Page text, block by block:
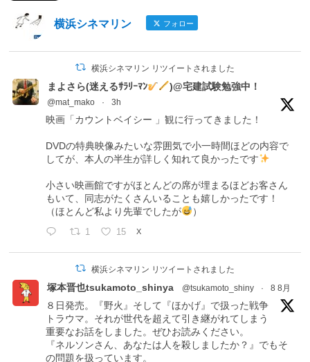
横浜シネマリン フォロー
横浜シネマリン リツイートされました
まよさら(迷えるｻﾗﾘｰﾏﾝ )@宅建試験勉強中！
@mat_mako · 3h
映画「カウントベイシー 」観に行ってきました！
DVDの特典映像みたいな雰囲気で小一時間ほどの内容で
してが、本人の半生が詳しく知れて良かったです
小さい映画館ですがほとんどの席が埋まるほどお客さん
もいて、同志がたくさんいることも嬉しかったです！
（ほとんど私より先輩でしたが
）
1 15 X
横浜シネマリン リツイートされました
塚本晋也tsukamoto_shinya @tsukamoto_shiny · 8 8月
８日発売。『野火』そして『ほかげ』で扱った戦争
トラウマ。それが世代を超えて引き継がれてしまう
重要なお話をしました。ぜひお読みください。
『ネルソンさん、あなたは人を殺しましたか？』でもそ
の問題を扱っています。